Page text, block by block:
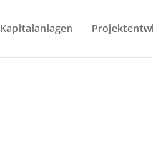
Kapitalanlagen